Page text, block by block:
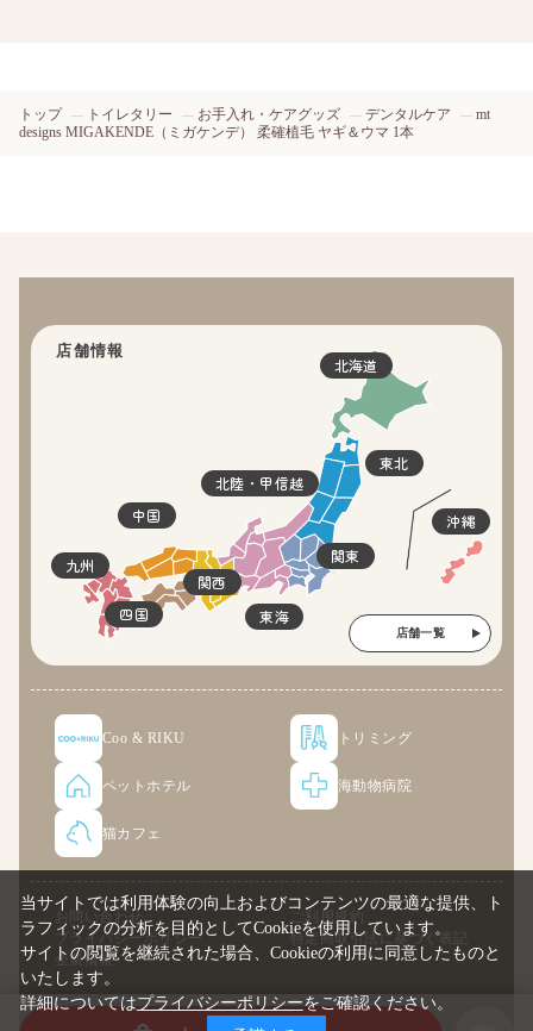
トップ トイレタリー お手入れ・ケアグッズ デンタルケア
mt
designs MIGAKENDE（ミガケンデ） 柔確植毛 ヤギ＆ウマ 1本
店舗情報
北海道
東北
関東
北陸・甲信越
東海
関西
四国
中国
九州
沖縄
店舗一覧
Coo & RIKU トリミング
ペットホテル 海動物病院
猫カフェ
お問い合わせ
ご利用規約
プライバシーポリシー
特定商取引法に基づく表記
企業情報
© COO PREMIUM ONLINE
当サイトでは利用体験の向上およびコンテンツの最適な提供、ト
ラフィックの分析を目的としてCookieを使用しています。
サイトの閲覧を継続された場合、Cookieの利用に同意したものと
いたします。
詳細についてはプライバシーポリシーをご確認ください。